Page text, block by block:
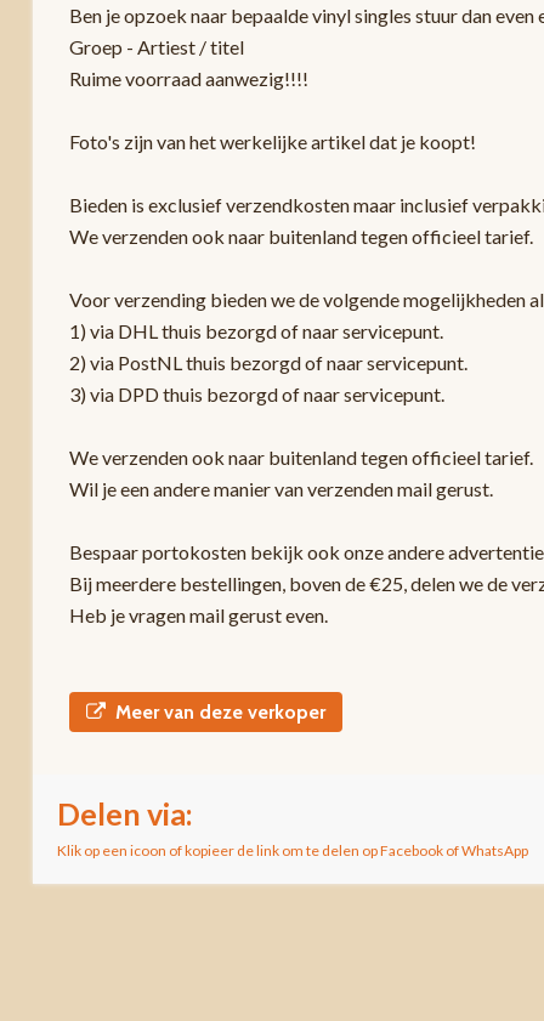
Ben je opzoek naar bepaalde vinyl singles stuur dan
Groep - Artiest / titel
Ruime voorraad aanwezig!!!!
Foto's zijn van het werkelijke artikel dat je koopt!
Bieden is exclusief verzendkosten maar inclusief
We verzenden ook naar buitenland tegen officieel tarief.
Voor verzending bieden we de volgende mogelijkheden
1) via DHL thuis bezorgd of naar servicepunt.
2) via PostNL thuis bezorgd of naar servicepunt.
3) via DPD thuis bezorgd of naar servicepunt.
We verzenden ook naar buitenland tegen officieel tarief.
Wil je een andere manier van verzenden mail gerust.
Bespaar portokosten bekijk ook onze andere
Bij meerdere bestellingen, boven de €25, delen we de
Heb je vragen mail gerust even.
Meer van deze verkoper
Delen via:
Klik op een icoon of kopieer de link om te delen op Facebook of WhatsApp